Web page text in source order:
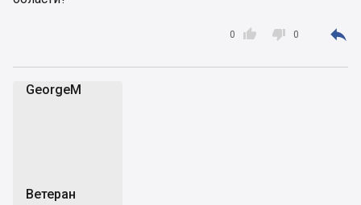

0  0 
GeorgeM
Ветеран